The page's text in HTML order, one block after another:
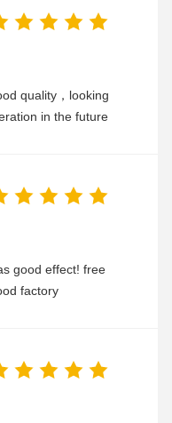
quality，looking
in the future
effect! free
factory